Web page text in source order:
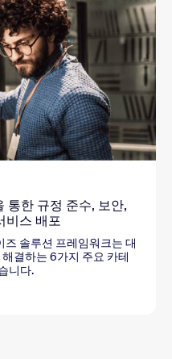
통한 규정 준수, 보안,
비스 배포
솔루션 프레임워크는 대
결하는 6가지 주요 카테
니다.